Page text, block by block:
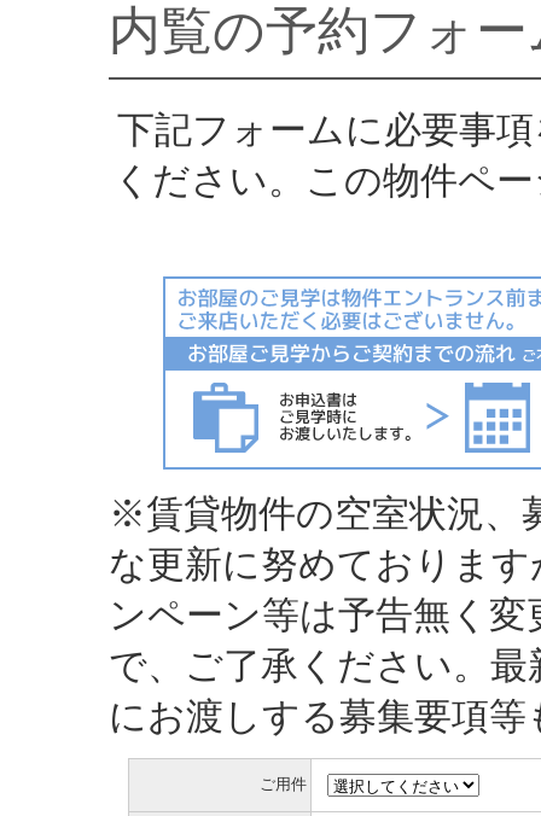
内覧の予約フォー
下記フォームに必要事
ください。この物件ペ
※賃貸物件の空室状況、
な更新に努めておりま
ンペーン等は予告無く
で、ご了承ください。
にお渡しする募集要項
ご用件